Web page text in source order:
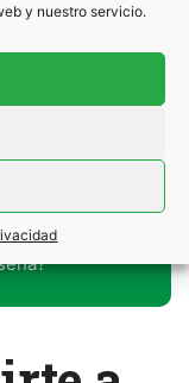
y nuestro servicio.